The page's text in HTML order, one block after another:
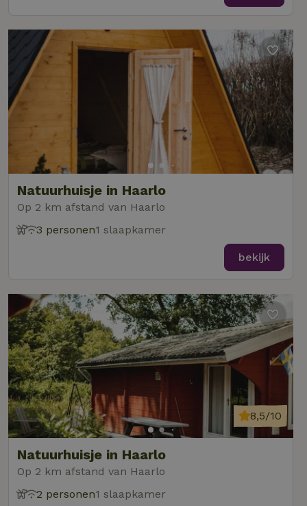
Natuurhuisje in Haarlo
Op 2 km afstand van Haarlo
3 personen1 slaapkamer
bekijk
Natuurhuisje in Haarlo
Op 2 km afstand van Haarlo
8,5/10
2 personen1 slaapkamer